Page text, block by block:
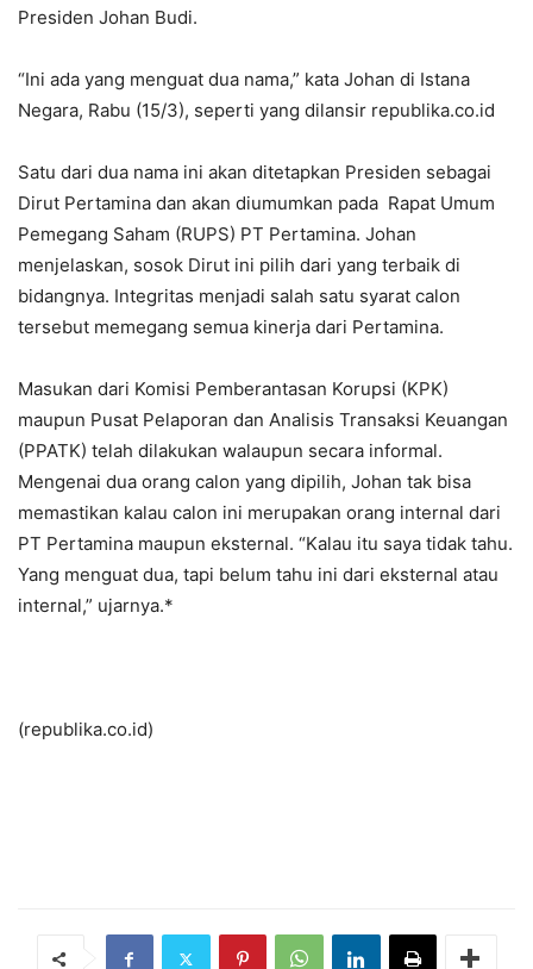
Presiden Johan Budi.
“Ini ada yang menguat dua nama,” kata Johan di Istana
Negara, Rabu (15/3), seperti yang dilansir republika.co.id
Satu dari dua nama ini akan ditetapkan Presiden sebagai
Dirut Pertamina dan akan diumumkan pada Rapat Umum
Pemegang Saham (RUPS) PT Pertamina. Johan
menjelaskan, sosok Dirut ini pilih dari yang terbaik di
bidangnya. Integritas menjadi salah satu syarat calon
tersebut memegang semua kinerja dari Pertamina.
Masukan dari Komisi Pemberantasan Korupsi (KPK)
maupun Pusat Pelaporan dan Analisis Transaksi Keuangan
(PPATK) telah dilakukan walaupun secara informal.
Mengenai dua orang calon yang dipilih, Johan tak bisa
memastikan kalau calon ini merupakan orang internal dari
PT Pertamina maupun eksternal. “Kalau itu saya tidak tahu.
Yang menguat dua, tapi belum tahu ini dari eksternal atau
internal,” ujarnya.*
(republika.co.id)